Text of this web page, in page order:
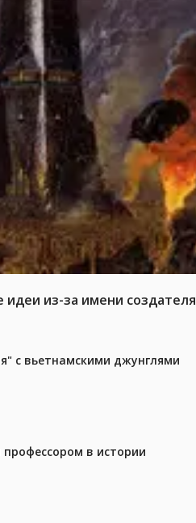
из-за имени создателя
с вьетнамскими джунглями
в истории